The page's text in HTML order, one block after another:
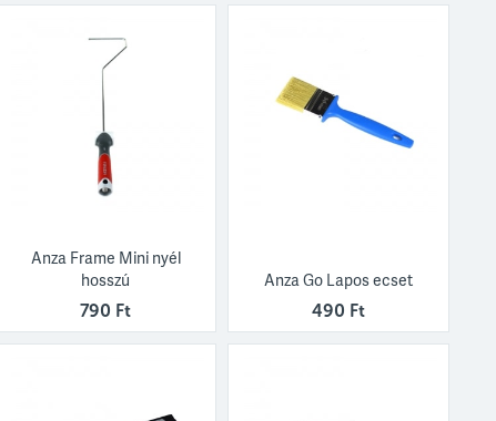
Anza Frame Mini nyél
hosszú
790 Ft
Anza Go Lapos ecset
490 Ft